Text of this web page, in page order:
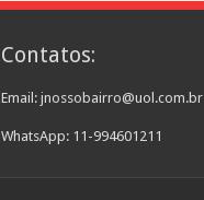
Contatos:
Email: jnossobairro@uol.com.br
WhatsApp: 11-994601211